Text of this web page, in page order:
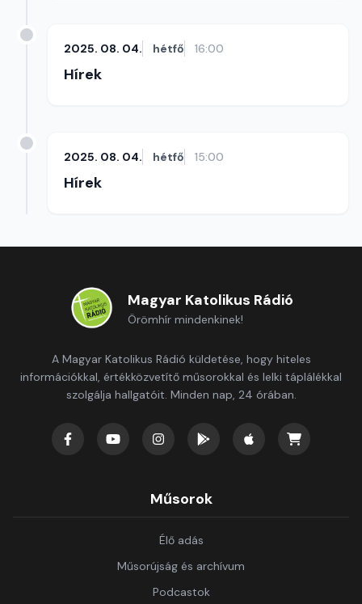
2025. 08. 04. hétfő 16:00
Hírek
2025. 08. 04. hétfő 15:00
Hírek
Magyar Katolikus Rádió
Örömhír mindenkinek!
A Magyar Katolikus Rádió küldetése, hogy hiteles
információkkal, értékközvetítő műsorokkal és lelki táplálékkal
szolgálja hallgatóit. Minden nap, 24 órában.
Műsorok
Élő adás
Műsorújság és archívum
Podcastok